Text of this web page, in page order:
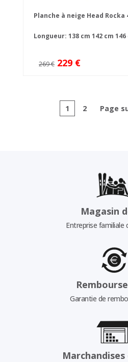
Planche à neige Head Rocka
Longueur: 138 cm 142 cm 146
269 € 229 €
1 2 Page
Magasin
Entreprise familiale
Garantie de